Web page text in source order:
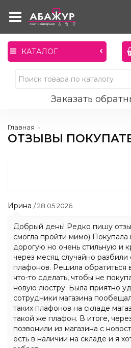
КАТАЛОГ
Заказать
Главная
ОТЗЫВЫ
Ирина / 28.05.2026
Добрый день! Редко пишу
смогла пройти мимо) Покупала
дорогую но очень стильную и
через месяц случайно разбили
плафонов. Решила обратиться
что-то сделать, чтобы не
новую люстру. Была приятно
сотрудники магазина
таких плафонов на складе
такой же плафон. В итоге,
позвонили из магазина с
есть в наличии на складе и я